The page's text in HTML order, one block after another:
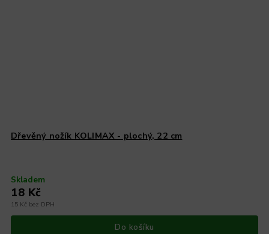
Dřevěný nožík KOLIMAX - plochý, 22 cm
Skladem
15 Kč bez DPH
18 Kč
Do košíku